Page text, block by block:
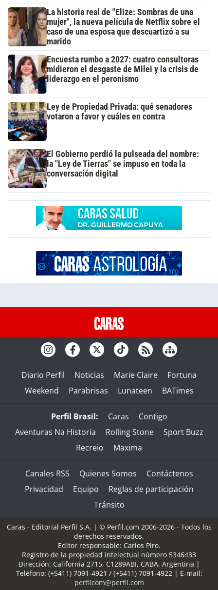
La historia real de "Elize: Sombras de una
mujer", la nueva película de Netflix sobre el
caso de una esposa que descuartizó a su
marido
Encuesta rumbo a 2027: cuatro consultoras
midieron el desgaste de Milei y la crisis de
liderazgo en el peronismo
Ley de Propiedad Privada: qué senadores
votaron a favor y cuáles en contra
El Gobierno perdió la pulseada del nombre:
la "Ley de Tierras" se impuso en toda la
conversación digital
Diario Perfil Noticias Marie Claire
Fortuna
Weekend
Parabrisas Lunateen BATimes
Perfil Brasil: Caras
Contigo
Aventuras Na Historia
Rolling Stone
Sport Buzz
Recreio
Maxima
Canales RSS Quienes Somos
Contáctenos
Privacidad
Equipo
Reglas de participación
Tránsito
Caras - Editorial Perfil S.A. | © Perfil.com 2006-2026 - Todos los
derechos reservados.
Editor responsable: Carlos Piro.
Registro de la propiedad intelectual número 5346433
Dirección: California 2715, C1289ABI, CABA, Argentina |
Teléfono: (+5411) 7091-4921 / (+5411) 7091-4922| E-mail:
perfilcom@perfil.com